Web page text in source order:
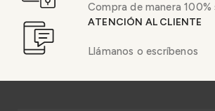
Compra de manera 100%
ATENCIÓN AL CLIENTE
Llámanos o escríbenos